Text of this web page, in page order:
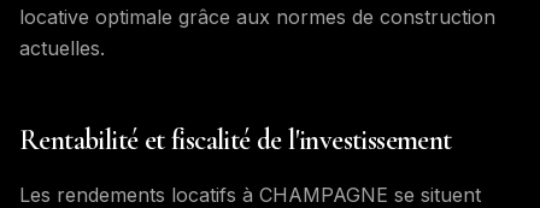
locative optimale grâce aux normes de construction
actuelles.
Rentabilité et fiscalité de l'investissement
Les rendements locatifs à CHAMPAGNE se situent